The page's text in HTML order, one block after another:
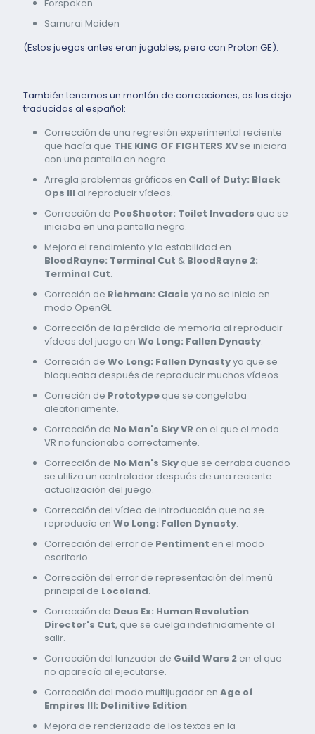
Forspoken
Samurai Maiden
(Estos juegos antes eran jugables, pero con Proton GE).
También tenemos un montón de correcciones, os las dejo
traducidas al español:
Corrección de una regresión experimental reciente
que hacía que THE KING OF FIGHTERS XVse iniciara
con una pantalla en negro.
Arregla problemas gráficos en Call of Duty: Black
Ops III al reproducir vídeos.
Corrección de PooShooter: Toilet Invaders que se
iniciaba en una pantalla negra.
Mejora el rendimiento y la estabilidad en
BloodRayne: Terminal Cut & BloodRayne 2:
Terminal Cut.
Correción de Richman: Clasic ya no se inicia en
modo OpenGL.
Corrección de la pérdida de memoria al reproducir
vídeos del juego en Wo Long: Fallen Dynasty.
Correción de Wo Long: Fallen Dynastyya que se
bloqueaba después de reproducir muchos vídeos.
Correción de Prototype que se congelaba
aleatoriamente.
Corrección de No Man's Sky VR en el que el modo
VR no funcionaba correctamente.
Corrección de No Man's Sky que se cerraba cuando
se utiliza un controlador después de una reciente
actualización del juego.
Corrección del vídeo de introducción que no se
reproducía en Wo Long: Fallen Dynasty.
Corrección del error de Pentiment en el modo
escritorio.
Corrección del error de representación del menú
principal de Locoland.
Corrección de Deus Ex: Human Revolution
Director's Cut, que se cuelga indefinidamente al
salir.
Corrección del lanzador de Guild Wars 2 en el que
no aparecía al ejecutarse.
Corrección del modo multijugador en Age of
Empires III: Definitive Edition.
Mejora de renderizado de los textos en la